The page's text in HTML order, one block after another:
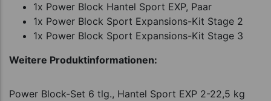
1x Power Block Hantel Sport EXP, Paar
1x Power Block Sport Expansions-Kit Stage 2
1x Power Block Sport Expansions-Kit Stage 3
Weitere Produktinformationen:
Power Block-Set 6 tlg., Hantel Sport EXP 2-22,5 kg